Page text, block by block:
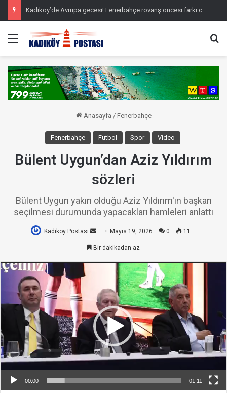
Kadıköy’de Avrupa gecesi! Fenerbahçe rövanş öncesi farkı cebine koydu
Menü
Anasayfa / Fenerbahçe
Fenerbahçe Futbol Spor Video
Bülent Uygun’dan Aziz Yıldırım
sözleri
Bülent Uygun yakın olduğu Aziz Yıldırım'ın başkan
seçilmesi durumunda yapacakları hamleleri anlattı
Kadıköy Postası
Bir
e-
göndermek
Mayıs 19, 2026 0 11
Bir dakikadan az
Video
oynatıcı
00:00 01:11